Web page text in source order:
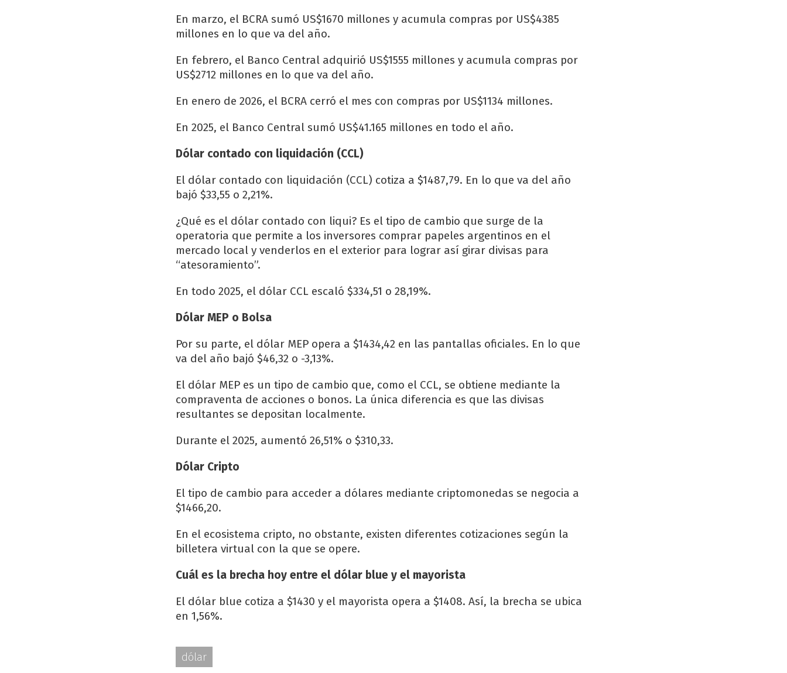
En marzo, el BCRA sumó US$1670 millones y acumula compras por US$4385
millones en lo que va del año.
En febrero, el Banco Central adquirió US$1555 millones y acumula compras por
US$2712 millones en lo que va del año.
En enero de 2026, el BCRA cerró el mes con compras por US$1134 millones.
En 2025, el Banco Central sumó US$41.165 millones en todo el año.
Dólar contado con liquidación (CCL)
El dólar contado con liquidación (CCL) cotiza a $1487,79. En lo que va del año
bajó $33,55 o 2,21%.
¿Qué es el dólar contado con liqui? Es el tipo de cambio que surge de la
operatoria que permite a los inversores comprar papeles argentinos en el
mercado local y venderlos en el exterior para lograr así girar divisas para
“atesoramiento”.
En todo 2025, el dólar CCL escaló $334,51 o 28,19%.
Dólar MEP o Bolsa
Por su parte, el dólar MEP opera a $1434,42 en las pantallas oficiales. En lo que
va del año bajó $46,32 o -3,13%.
El dólar MEP es un tipo de cambio que, como el CCL, se obtiene mediante la
compraventa de acciones o bonos. La única diferencia es que las divisas
resultantes se depositan localmente.
Durante el 2025, aumentó 26,51% o $310,33.
Dólar Cripto
El tipo de cambio para acceder a dólares mediante criptomonedas se negocia a
$1466,20.
En el ecosistema cripto, no obstante, existen diferentes cotizaciones según la
billetera virtual con la que se opere.
Cuál es la brecha hoy entre el dólar blue y el mayorista
El dólar blue cotiza a $1430 y el mayorista opera a $1408. Así, la brecha se ubica
en 1,56%.
dólar